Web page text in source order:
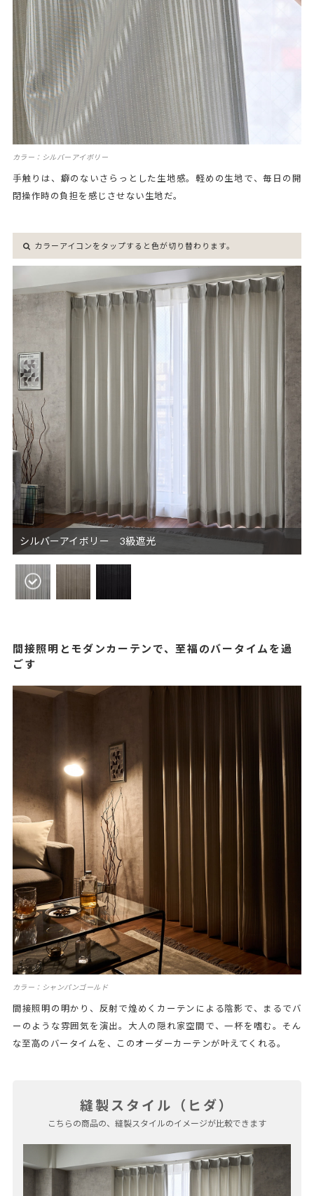
カラー：シルバーアイボリー
手触りは、癖のないさらっとした生地感。軽めの生地で、毎日の開
閉操作時の負担を感じさせない生地だ。
カラーアイコンをタップすると色が切り替わります。
シルバーアイボリー 3級遮光
間接照明とモダンカーテンで、至福のバータイムを過
ごす
カラー：シャンパンゴールド
間接照明の明かり、反射で煌めくカーテンによる陰影で、まるでバ
ーのような雰囲気を演出。大人の隠れ家空間で、一杯を嗜む。そん
な至高のバータイムを、このオーダーカーテンが叶えてくれる。
縫製スタイル（ヒダ）
こちらの商品の、縫製スタイルのイメージが比較できます